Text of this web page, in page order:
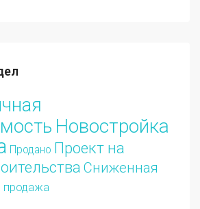
Новостройка
Продано Проект на
Сниженная
продажа